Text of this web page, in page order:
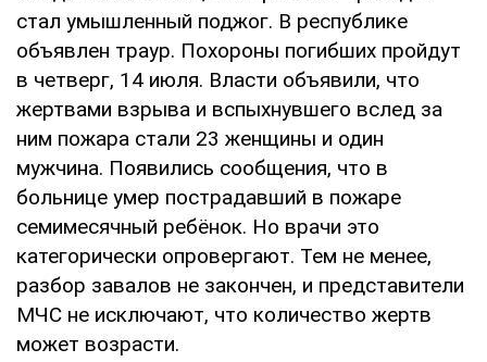
стал умышленный поджог. В республике
объявлен траур. Похороны погибших пройдут
в четверг, 14 июля. Власти объявили, что
жертвами взрыва и вспыхнувшего вслед за
ним пожара стали 23 женщины и один
мужчина. Появились сообщения, что в
больнице умер пострадавший в пожаре
семимесячный ребёнок. Но врачи это
категорически опровергают. Тем не менее,
разбор завалов не закончен, и представители
МЧС не исключают, что количество жертв
может возрасти.